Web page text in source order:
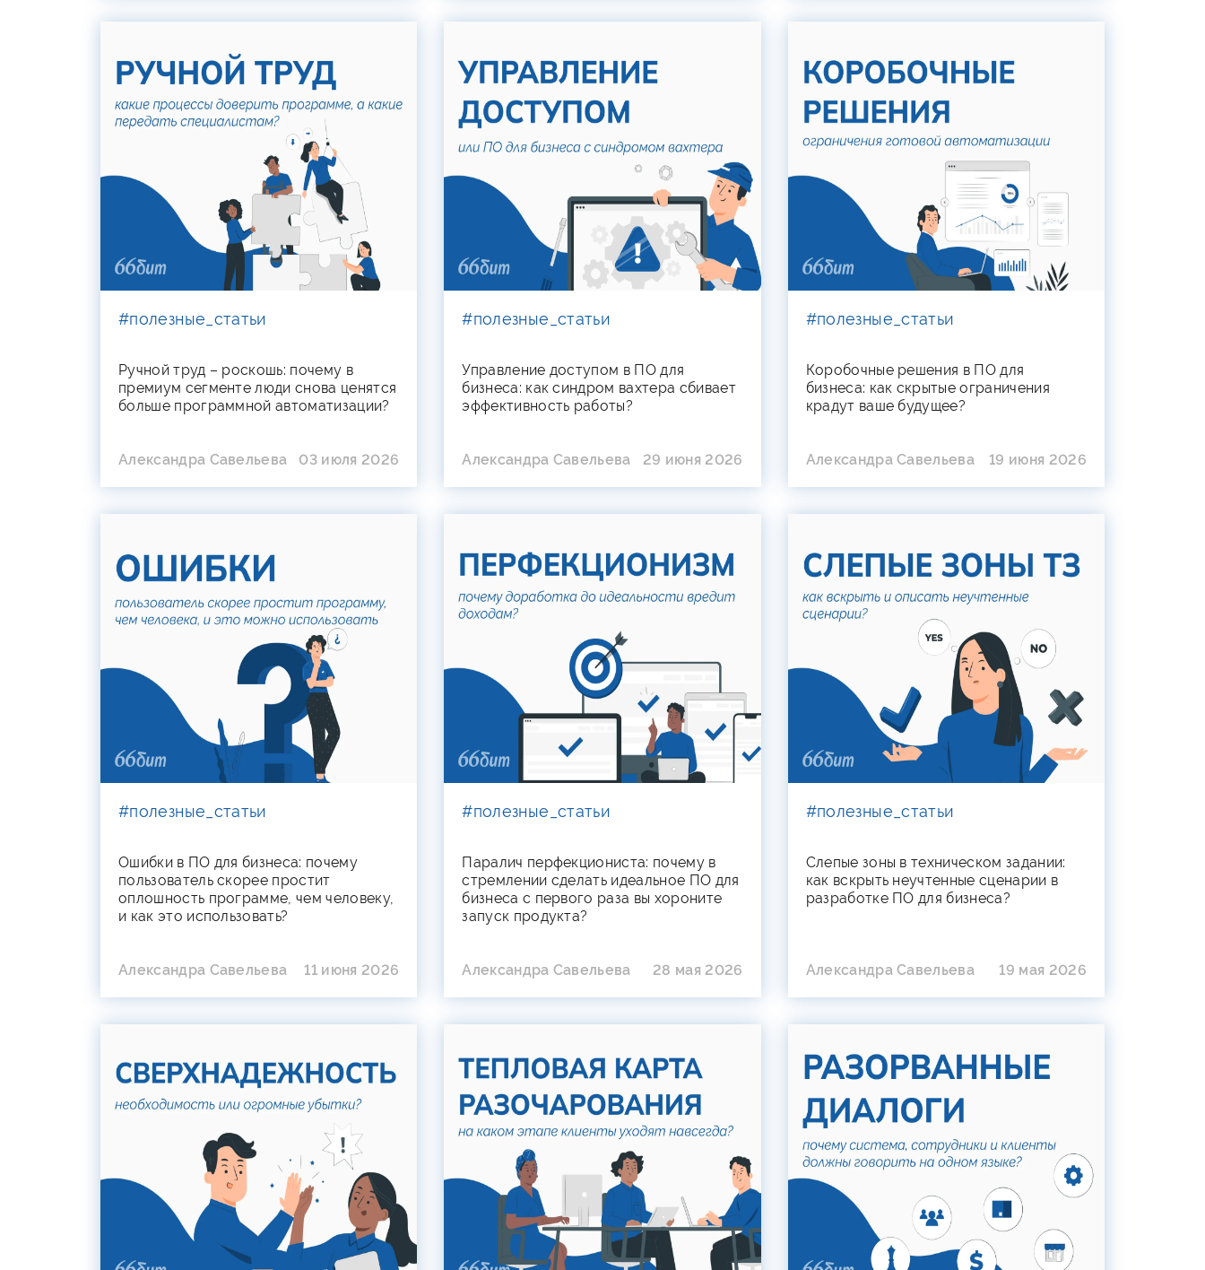
#полезные_статьи
Ручной труд – роскошь: почему в
премиум сегменте люди снова ценятся
больше программной автоматизации?
Александра Савельева 03 июля 2026
#полезные_статьи
Управление доступом в ПО для
бизнеса: как синдром вахтера сбивает
эффективность работы?
Александра Савельева 29 июня 2026
#полезные_статьи
Коробочные решения в ПО для
бизнеса: как скрытые ограничения
крадут ваше будущее?
Александра Савельева 19 июня 2026
#полезные_статьи
Ошибки в ПО для бизнеса: почему
пользователь скорее простит
оплошность программе, чем человеку,
и как это использовать?
Александра Савельева 11 июня 2026
#полезные_статьи
Паралич перфекциониста: почему в
стремлении сделать идеальное ПО для
бизнеса с первого раза вы хороните
запуск продукта?
Александра Савельева 28 мая 2026
#полезные_статьи
Слепые зоны в техническом задании:
как вскрыть неучтенные сценарии в
разработке ПО для бизнеса?
Александра Савельева 19 мая 2026